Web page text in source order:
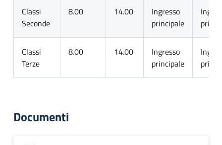
Classi
Seconde
8.00 14.00
Ingresso
principale
Classi
Terze
8.00 14.00
Ingresso
principale
Documenti